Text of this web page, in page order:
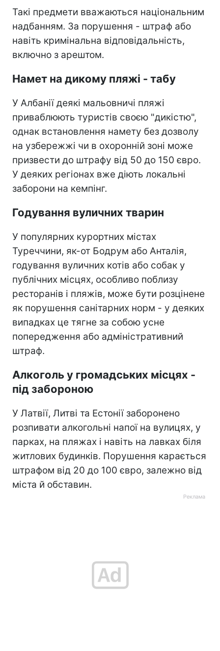
Такі предмети вважаються національним
надбанням. За порушення - штраф або
навіть кримінальна відповідальність,
включно з арештом.
Намет на дикому пляжі - табу
У Албанії деякі мальовничі пляжі
приваблюють туристів своєю "дикістю",
однак встановлення намету без дозволу
на узбережжі чи в охоронній зоні може
призвести до штрафу від 50 до 150 євро.
У деяких регіонах вже діють локальні
заборони на кемпінг.
Годування вуличних тварин
У популярних курортних містах
Туреччини, як-от Бодрум або Анталія,
годування вуличних котів або собак у
публічних місцях, особливо поблизу
ресторанів і пляжів, може бути розцінене
як порушення санітарних норм - у деяких
випадках це тягне за собою усне
попередження або адміністративний
штраф.
Алкоголь у громадських місцях -
під забороною
У Латвії, Литві та Естонії заборонено
розпивати алкогольні напої на вулицях, у
парках, на пляжах і навіть на лавках біля
житлових будинків. Порушення карається
штрафом від 20 до 100 євро, залежно від
міста й обставин.